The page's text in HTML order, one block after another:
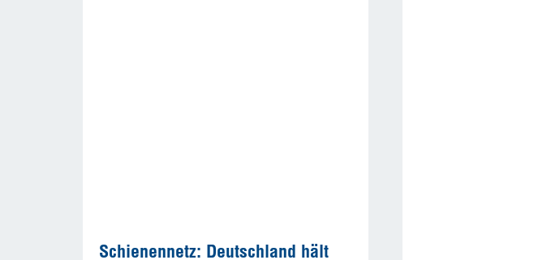
Schienennetz: Deutschland hält